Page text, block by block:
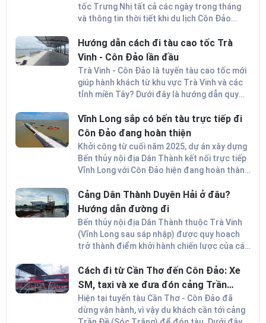
tốc Trưng Nhị tất cả các ngày trong tháng
và thông tin thời tiết khi du lịch Côn Đảo
thuận lợi nhất.
Hướng dẫn cách đi tàu cao tốc Trà
Vinh - Côn Đảo lần đầu
Trà Vinh - Côn Đảo là tuyến tàu cao tốc mới
giúp hành khách từ khu vực Trà Vinh và các
tỉnh miền Tây? Dưới đây là hướng dẫn quy
toàn.
Vĩnh Long sắp có bến tàu trực tiếp đi
Côn Đảo đang hoàn thiện
Khởi công từ cuối năm 2025, dự án xây dựng
Bến thủy nội địa Dân Thành kết nối trực tiếp
Vĩnh Long với Côn Đảo hiện đang hoàn thành
vốn đầu tư gần 80 tỷ đồng hứa hẹn sẽ mở ra
bước đột phá cho du lịch địa phương và
vùng Đồng bằng sông Cửu Long (ĐBSCL).
Cảng Dân Thành Duyên Hải ở đâu?
Hướng dẫn đường đi
Bến thủy nội địa Dân Thành thuộc Trà Vinh
(Vĩnh Long sau sáp nhập) được quy hoạch
trở thành điểm khởi hành chiến lược của các
Thành Duyên Hải ở đâu? Cách di chuyển đến
và đón tàu cao tốc như thế nào? Dưới đây là
hướng dẫn cách đi tàu Trà Vinh - Côn Đảo
chi tiết nhất.
Cách đi từ Cần Thơ đến Côn Đảo: Xe
SM, taxi và xe đưa đón cảng Trần
Đề
Hiện tại tuyến tàu Cần Thơ - Côn Đảo đã
dừng vận hành, vì vậy du khách cần tới cảng